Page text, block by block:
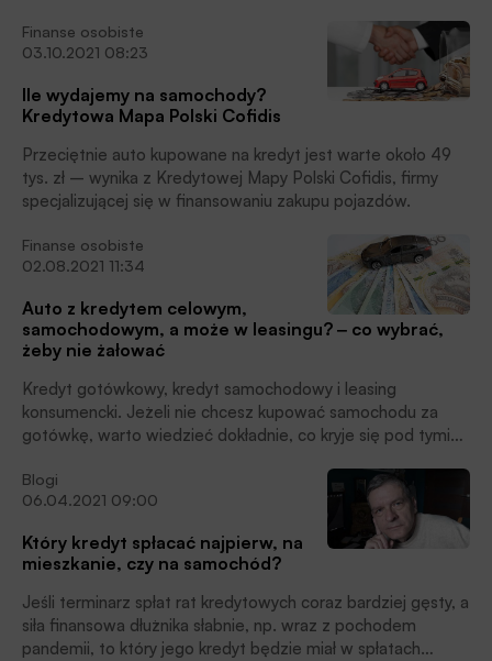
Wyższe ceny używanych samochodów spowodują większy
popyt na kredyty samochodowe. W tym roku więcej
klientów, zarówno osób fizycznych, jak i przedsiębiorców,
będzie zaciągało kredyt samochodowy na zakup
samochodów elektrycznych, prognozują eksperci Cofidis
Polska.
Finanse osobiste
03.10.2021 08:23
Ile wydajemy na samochody?
Kredytowa Mapa Polski Cofidis
Przeciętnie auto kupowane na kredyt jest warte około 49
tys. zł – wynika z Kredytowej Mapy Polski Cofidis, firmy
specjalizującej się w finansowaniu zakupu pojazdów.
Finanse osobiste
02.08.2021 11:34
Auto z kredytem celowym,
samochodowym, a może w leasingu? ‒ co wybrać,
żeby nie żałować
Kredyt gotówkowy, kredyt samochodowy i leasing
konsumencki. Jeżeli nie chcesz kupować samochodu za
gotówkę, warto wiedzieć dokładnie, co kryje się pod tymi
udzielenia środków w każdym z przypadków spotka się
przyszły „kredytobiorca”, podkreślają eksperci Intrum.
Blogi
06.04.2021 09:00
Który kredyt spłacać najpierw, na
mieszkanie, czy na samochód?
Jeśli terminarz spłat rat kredytowych coraz bardziej gęsty, a
siła finansowa dłużnika słabnie, np. wraz z pochodem
pandemii, to który jego kredyt będzie miał w spłatach